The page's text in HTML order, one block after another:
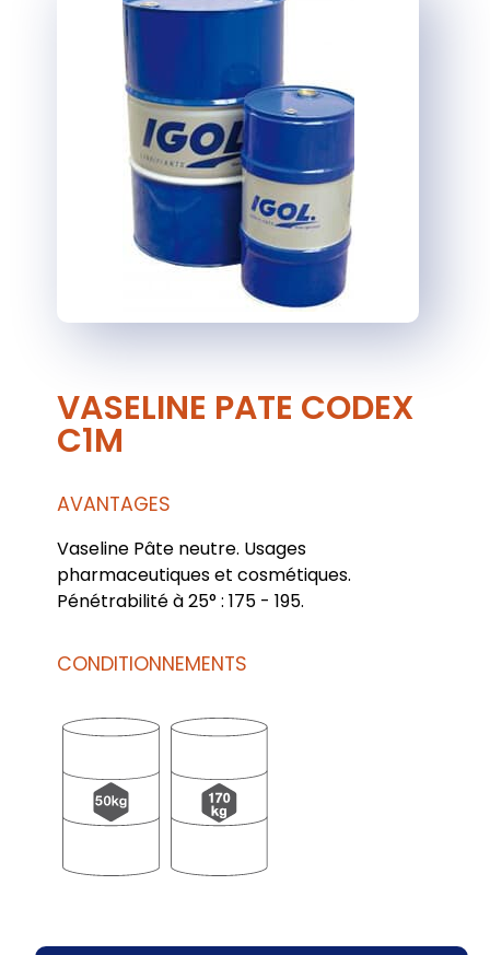
VASELINE PATE CODEX
C1M
AVANTAGES
Vaseline Pâte neutre. Usages
pharmaceutiques et cosmétiques.
Pénétrabilité à 25° : 175 - 195.
CONDITIONNEMENTS